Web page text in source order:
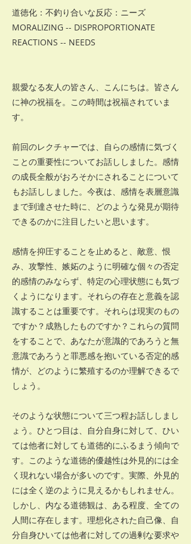
道徳化：不釣り合いな反応：ニーズ
MORALIZING -- DISPROPORTIONATE
REACTIONS -- NEEDS
親愛なる友人の皆さん、こんにちは。皆さん
に神の祝福を。この時間は祝福されていま
す。
前回のレクチャーでは、自らの感情に気づく
ことの重要性についてお話ししました。感情
の成長全般がおろそかにされることについて
もお話ししました。今夜は、感情を表層意識
まで到達させた時に、どのような発見が期待
できるのかに注目したいと思います。
感情を抑圧することを止めると、敵意、恨
み、攻撃性、嫉妬のように明確な個々の否定
的感情のみならず、特定の心理状態にも気づ
くようになります。それらの存在と意義を認
識することは重要です。それらは現実のもの
ですか？成熟したものですか？これらの質問
をすることで、あなたが意識的であろうと無
意識であろうと罪悪感を抱いている否定的感
情が、どのように繁殖するのか理解できるで
しょう。
そのような状態について三つ程お話ししまし
ょう。ひとつ目は、自分自身に対して、ひい
ては他者に対しても道徳的にふるまう傾向で
す。このような道徳的優越性は外見的には全
く現れない場合が多いのです。実際、外見的
には全く逆のように見えるかもしれません。
しかし、内なる道徳観は、ある程度、全ての
人間に存在します。理想化された自己像、自
分自身ひいては他者に対しての過剰な要求や